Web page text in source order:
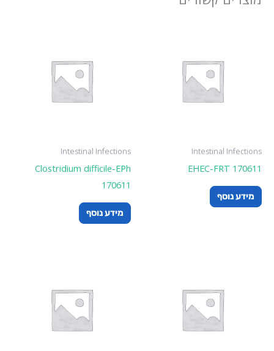
Intestinal Infections
EHEC-FRT 170611
מידע נוסף
Intestinal Infections
Clostridium difficile-EPh
170611
מידע נוסף